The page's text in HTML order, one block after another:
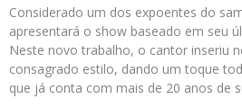
Considerado um dos expoentes do
apresentará o show baseado em seu
Neste novo trabalho, o cantor inseriu
consagrado estilo, dando um toque
que já conta com mais de 20 anos de